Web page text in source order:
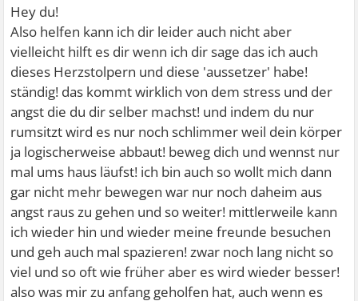
Hey du!
Also helfen kann ich dir leider auch nicht aber
vielleicht hilft es dir wenn ich dir sage das ich auch
dieses Herzstolpern und diese 'aussetzer' habe!
ständig! das kommt wirklich von dem stress und der
angst die du dir selber machst! und indem du nur
rumsitzt wird es nur noch schlimmer weil dein körper
ja logischerweise abbaut! beweg dich und wennst nur
mal ums haus läufst! ich bin auch so wollt mich dann
gar nicht mehr bewegen war nur noch daheim aus
angst raus zu gehen und so weiter! mittlerweile kann
ich wieder hin und wieder meine freunde besuchen
und geh auch mal spazieren! zwar noch lang nicht so
viel und so oft wie früher aber es wird wieder besser!
also was mir zu anfang geholfen hat, auch wenn es